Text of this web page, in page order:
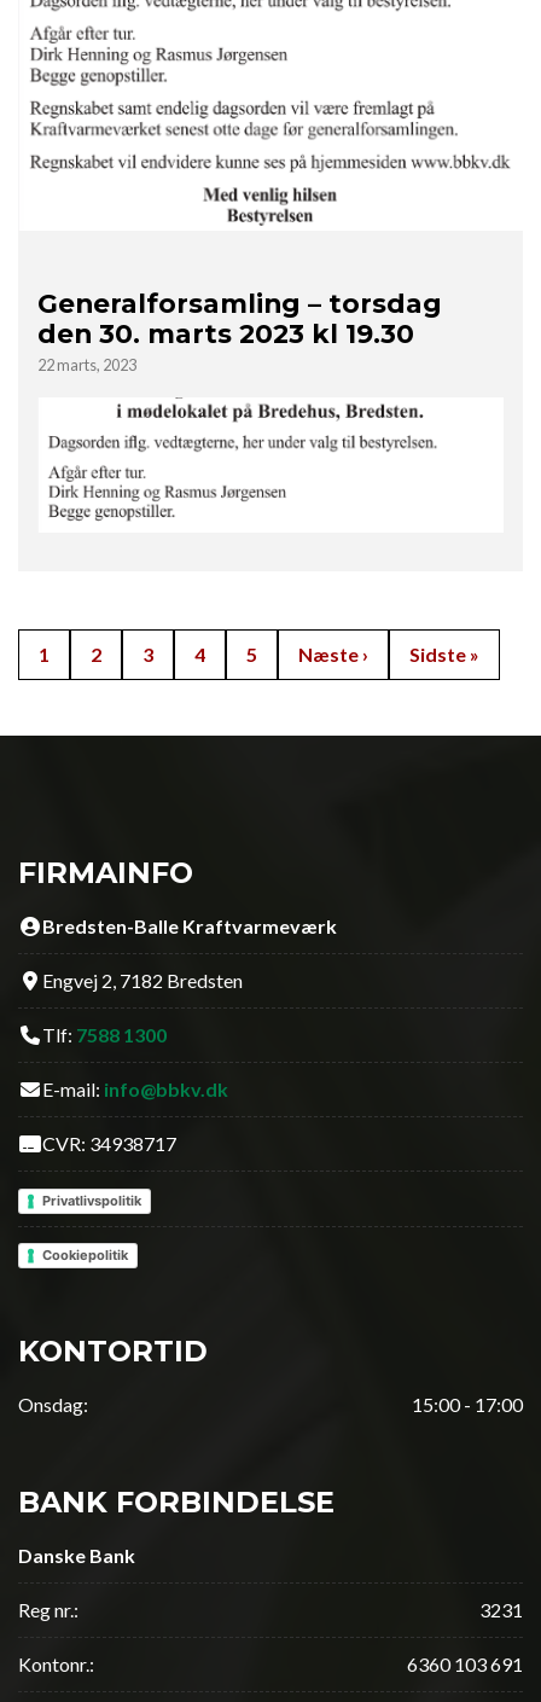
Generalforsamling – torsdag
den 30. marts 2023 kl 19.30
22 marts, 2023
Sideinddeling
Side
1 Side
2 Side
3 Side
4 Side
5 Næste side
Næste › Sidste side
Sidste »
FIRMAINFO
Bredsten-Balle Kraftvarmeværk
Engvej 2, 7182 Bredsten
Tlf: 7588 1300
E-mail: info@bbkv.dk
CVR: 34938717
Privatlivspolitik
Cookiepolitik
KONTORTID
Onsdag: 15:00 - 17:00
BANK FORBINDELSE
Danske Bank
Reg nr.: 3231
Kontonr.: 6360 103 691